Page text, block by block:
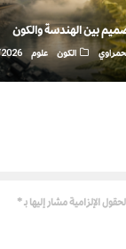
بين الهندسة والكون
الكون علوم
الإلزامية مشار إليها بـ*